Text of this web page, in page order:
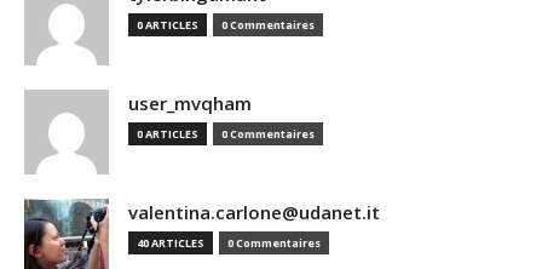
0 ARTICLES 0 Commentaires
user_mvqham
0 ARTICLES 0 Commentaires
valentina.carlone@udanet.it
40 ARTICLES 0 Commentaires